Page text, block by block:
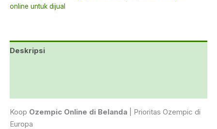
online untuk dijual
Deskripsi
Koop Ozempic Online di Belanda | Prioritas Ozempic di
Europa